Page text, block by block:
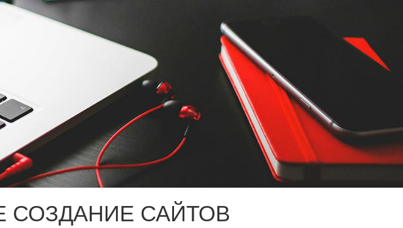
САЙТОВ